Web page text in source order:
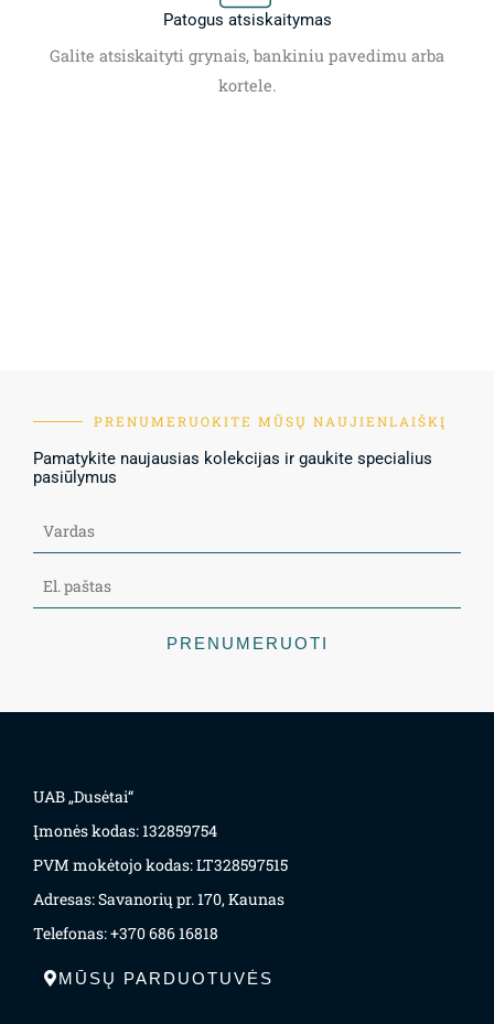
Patogus atsiskaitymas
Galite atsiskaityti grynais, bankiniu pavedimu arba
kortele.
PRENUMERUOKITE MŪSŲ NAUJIENLAIŠKĮ
Pamatykite naujausias kolekcijas ir gaukite specialius
pasiūlymus
PRENUMERUOTI
UAB „Dusėtai“
Įmonės kodas: 132859754
PVM mokėtojo kodas: LT328597515
Adresas: Savanorių pr. 170, Kaunas
Telefonas: +370 686 16818
MŪSŲ PARDUOTUVĖS